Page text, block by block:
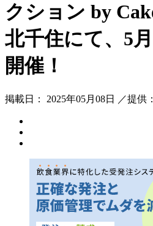
クション by
北千住にて、5
開催！
掲載日： 2025年05月08日 ／提供